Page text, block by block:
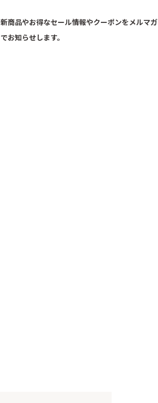
新商品やお得なセール情報やクーポンをメルマガ
でお知らせします。